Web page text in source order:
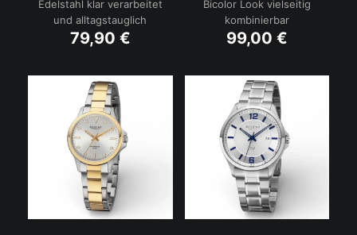
Edelstahl klar verarbeitet
und alltagstauglich
79,90 €
Bicolor Look vielseitig
kombinierbar
99,00 €